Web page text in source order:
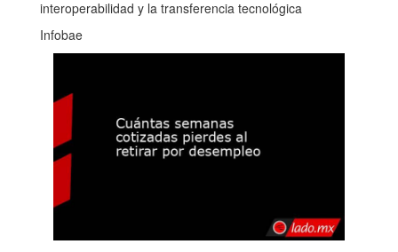
interoperabilidad y la transferencia tecnológica
Infobae